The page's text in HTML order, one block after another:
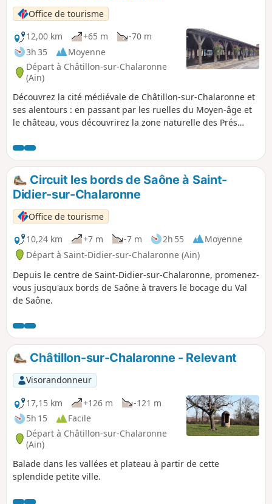
Office de tourisme
12,00 km
+65 m
-70 m
3h 35
Moyenne
Départ à Châtillon-sur-Chalaronne
(Ain)
Découvrez la cité médiévale de Châtillon-sur-Chalaronne et
ses alentours : en passant par les ruelles du Moyen-âge et
le château, vous découvrirez la zone naturelle des Prés
par une déambulation dans l’arboretum.
Circuit les bords de Saône à Saint-
Didier-sur-Chalaronne
Office de tourisme
10,24 km
+7 m -7 m 2h 55
Moyenne
Départ à Saint-Didier-sur-Chalaronne (Ain)
Depuis le centre de Saint-Didier-sur-Chalaronne, promenez-
vous jusqu'aux bords de Saône à travers le bocage du Val
de Saône.
Châtillon-sur-Chalaronne - Relevant
Visorandonneur
17,15 km
+126 m
-121 m
5h 15
Facile
Départ à Châtillon-sur-Chalaronne
(Ain)
Balade dans les vallées et plateau à partir de cette
splendide petite ville.